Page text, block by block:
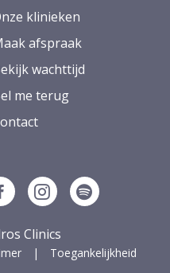
klinieken
afspraak
wachttijd
me terug
Linkedin
op YouTube
Volg ons op Facebook
Volg ons op
Volg ons
Clinics
Toegankelijkheid